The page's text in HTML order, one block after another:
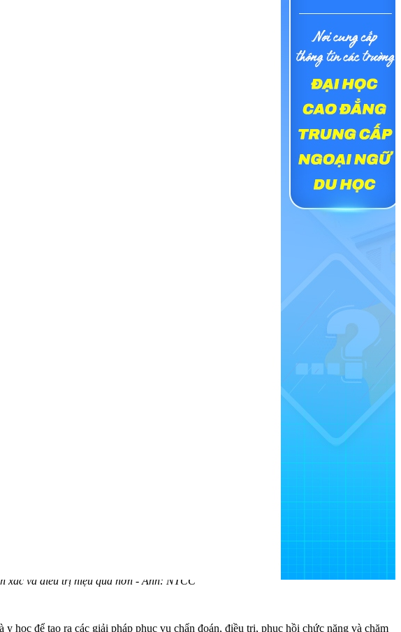
tử đến các giải pháp công nghệ hỗ trợ điều trị, y tế
môn y khoa. Đứng sau hệ thống đó là kỹ sư Kỹ
giải pháp công nghệ trong chăm sóc sức khỏe.
xác và điều trị hiệu quả hơn - Ảnh: NTCC
học để tạo ra các giải pháp phục vụ chẩn đoán, điều trị, phục hồi chức năng và chăm